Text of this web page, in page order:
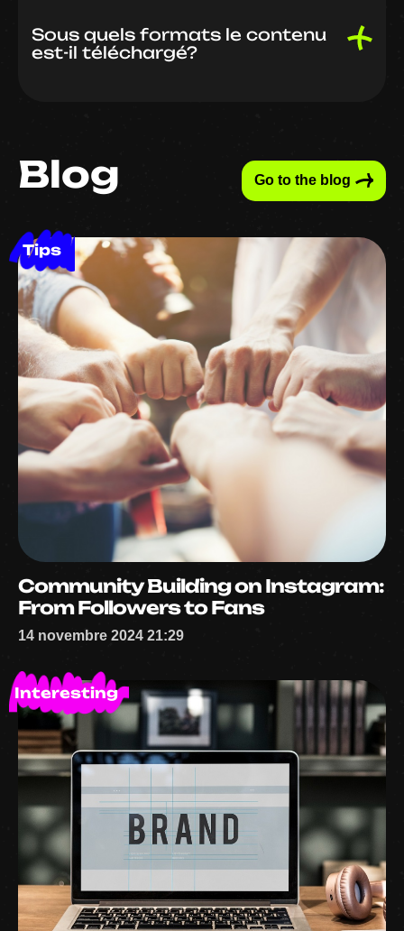
Sous quels formats le contenu
est-il téléchargé?
Blog
Tips
Community Building on Instagram:
From Followers to Fans
14 novembre 2024 21:29
Interesting
Go to the blog